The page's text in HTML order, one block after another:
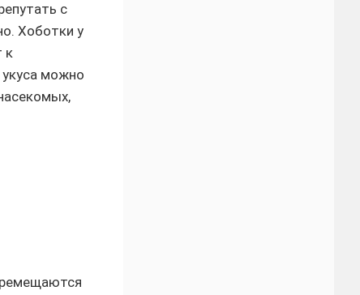
с
Хоботки у
к
можно